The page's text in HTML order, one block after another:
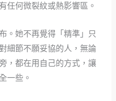
任何微裂紋或熱影響區。
。她不再覺得「精準」只
細節不願妥協的人，無論
，都在用自己的方式，讓
一些。